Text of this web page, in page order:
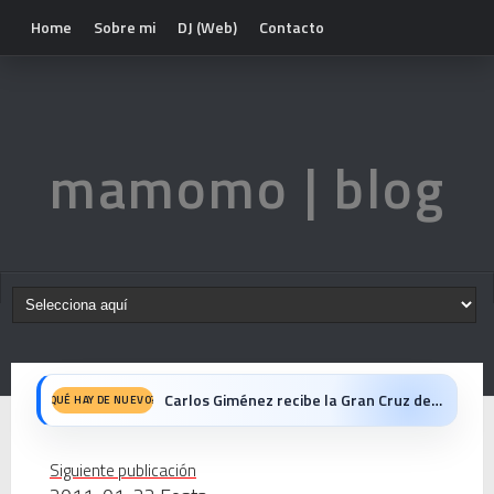
Home Sobre mi DJ (Web) Contacto
mamomo | blog
QUÉ HAY DE NUEVO? Carlos Giménez recibe la Gran Cruz de Alfonso X el Sabio: homenaje al maestro de la historieta española
Siguiente publicación